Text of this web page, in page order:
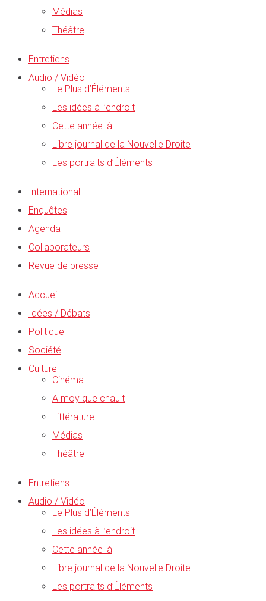
Médias
Théâtre
Entretiens
Audio / Vidéo
Le Plus d’Éléments
Les idées à l’endroit
Cette année là
Libre journal de la Nouvelle Droite
Les portraits d’Éléments
International
Enquêtes
Agenda
Collaborateurs
Revue de presse
Accueil
Idées / Débats
Politique
Société
Culture
Cinéma
A moy que chault
Littérature
Médias
Théâtre
Entretiens
Audio / Vidéo
Le Plus d’Éléments
Les idées à l’endroit
Cette année là
Libre journal de la Nouvelle Droite
Les portraits d’Éléments